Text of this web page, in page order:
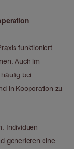
funktioniert
Auch im
bei
in Kooperation zu
Individuen
generieren eine